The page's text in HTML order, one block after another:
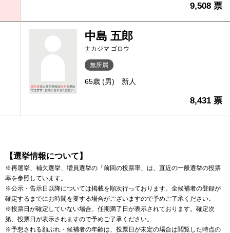
9,508 票
中島 五郎
ナカジマ ゴロウ
無所属
65歳 (男) 新人
8,431 票
【選挙情報について】
※再選挙、補欠選挙、増員選挙の「前回の投票率」は、直近の一般選挙の投票
率を参照しています。
※公示・告示日以降については掲載を順次行っております。全候補者の登録が
確定するまでにお時間を要する場合がございますので予めご了承ください。
※投票日が確定していない場合、任期満了日が表示されております。確定次
第、投票日が表示されますので予めご了承ください。
※予想される顔ぶれ・候補者の年齢は、投票日が未定の場合は閲覧した時点の